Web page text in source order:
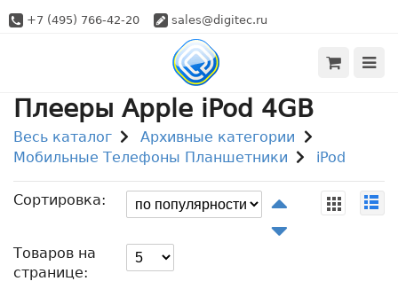
+7 (495) 766-42-20 sales@digitec.ru
Плееры Apple iPod 4GB
Весь каталог
Архивные категории
Мобильные Телефоны Планшетники
iPod
Сортировка:
Товаров на
странице: